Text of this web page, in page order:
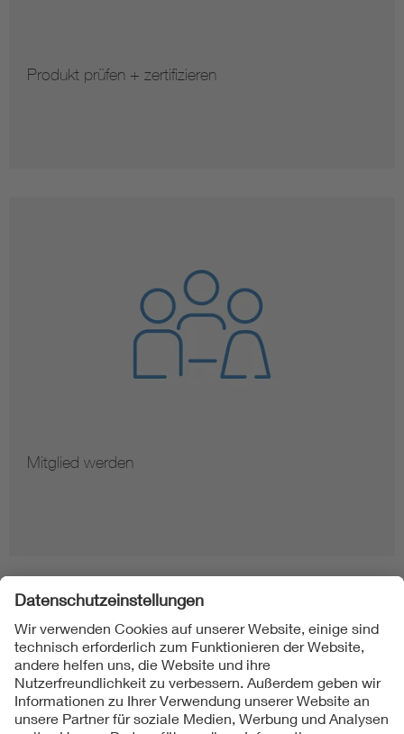
Produkt prüfen + zertifizieren
Mitglied werden
Folgen Sie uns